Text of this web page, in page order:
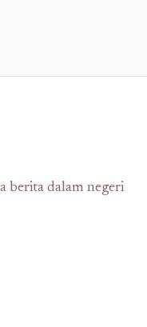
berita dalam negeri